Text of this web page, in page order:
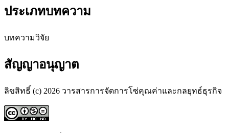
ประเภทบทความ
บทความวิจัย
สัญญาอนุญาต
ลิขสิทธิ์ (c) 2026 วารสารการจัดการโซ่คุณค่าและกลยุทธ์ธุรกิจ